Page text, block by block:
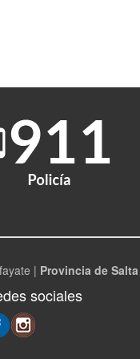
| Provincia de Salta
sociales